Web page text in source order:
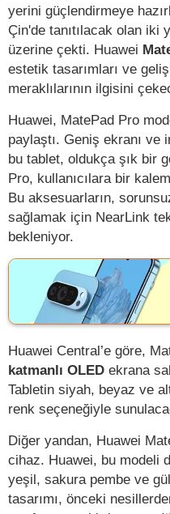
yerini güçlendirmeye
Çin'de tanıtılacak olan
üzerine çekti. Huawei
estetik tasarımları ve
meraklılarının ilgisini
Huawei, MatePad Pro
paylaştı. Geniş ekranı ve
bu tablet, oldukça şık bir
Pro, kullanıcılara bir
Bu aksesuarların,
sağlamak için NearLink
bekleniyor.
Huawei Central’e göre,
katmanlı OLED ekrana
Tabletin siyah, beyaz ve
renk seçeneğiyle
Diğer yandan, Huawei
cihaz. Huawei, bu modeli
yeşil, sakura pembe ve
tasarımı, önceki